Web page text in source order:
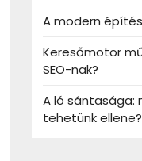
A modern
Keresőmotor
SEO-nak?
A ló sántasága:
tehetünk ellene?